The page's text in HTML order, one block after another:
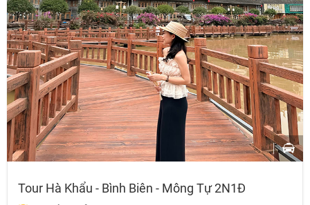
Tour Hà Khẩu - Bình Biên - Mông Tự 2N1Đ